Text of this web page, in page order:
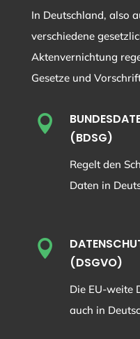
In Deutschland, also
verschiedene
Aktenvernichtung
Gesetze und

(BDSG)
Regelt den
Daten in

(DSGVO)
Die EU-weite
auch in